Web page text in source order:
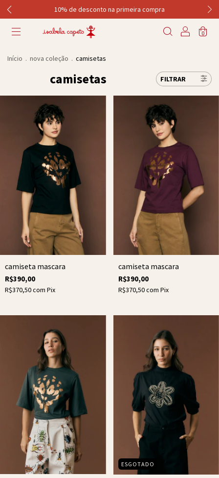
10% de desconto na primeira compra
0
Início . nova coleção . camisetas
camisetas FILTRAR
camiseta mascara
R$390,00
R$370,50com Pix
camiseta mascara
R$390,00
R$370,50com Pix
ESGOTADO